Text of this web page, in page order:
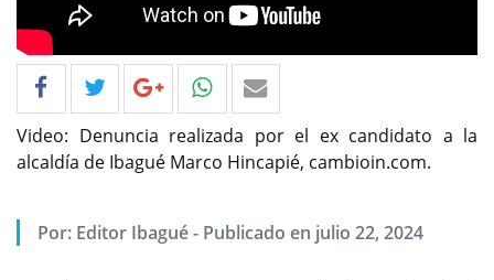
Video: Denuncia realizada por el ex candidato a la
alcaldía de Ibagué Marco Hincapié, cambioin.com.
Por: Editor Ibagué - Publicado en julio 22, 2024